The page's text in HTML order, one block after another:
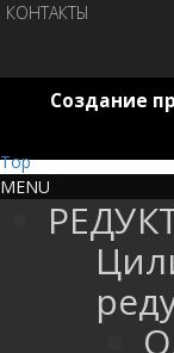
КОНТАКТЫ
Создание
Top
MENU